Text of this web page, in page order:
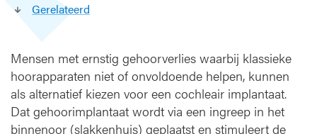
g
e
v
o
l
Gerelateerd
Mensen met ernstig gehoorverlies waarbij klassieke
hoorapparaten niet of onvoldoende helpen, kunnen
als alternatief kiezen voor een cochleair implantaat.
Dat gehoorimplantaat wordt via een ingreep in het
binnenoor (slakkenhuis) geplaatst en stimuleert de